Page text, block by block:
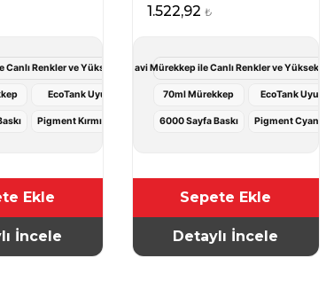
Renkler ve Yüksek Verimli Baskı Deneyimi
EcoTank Uyumlu
Pigment Kırmızı Renk
Ekle
İncele
1.522,92 ₺
Epson 112 Mavi Mürekkep ile Canlı Renkler ve Yüksek
70ml Mürekkep EcoTank
6000 Sayfa Baskı Pigment Cyan
Sepete Ekle
Detaylı İncele